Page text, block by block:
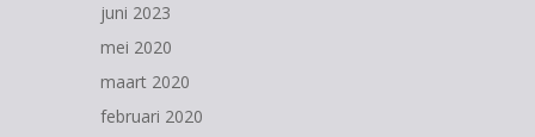
juni 2023
mei 2020
maart 2020
februari 2020